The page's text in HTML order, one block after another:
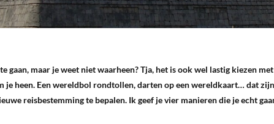
gaan, maar je weet niet waarheen? Tja, het is ook wel lastig kiezen
je heen. Een wereldbol rondtollen, darten op een wereldkaart… dat
reisbestemming te bepalen. Ik geef je vier manieren die je echt